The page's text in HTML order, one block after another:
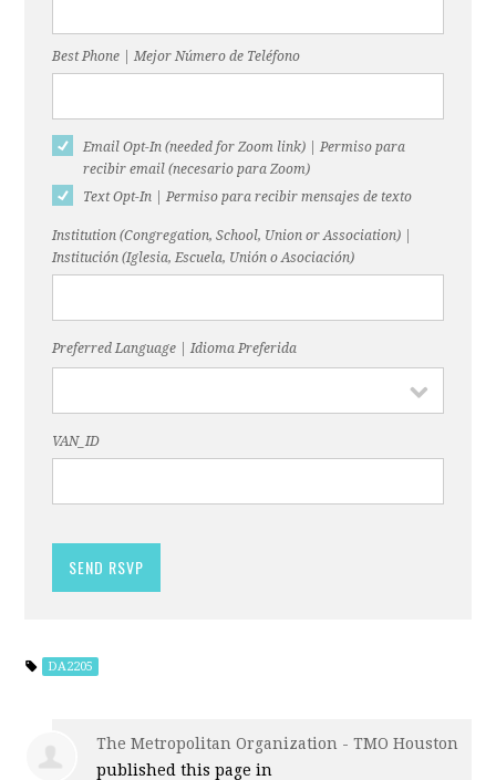
Best Phone | Mejor Número de Teléfono
Email Opt-In (needed for Zoom link) | Permiso para
recibir email (necesario para Zoom)
Text Opt-In | Permiso para recibir mensajes de texto
Institution (Congregation, School, Union or Association) |
Institución (Iglesia, Escuela, Unión o Asociación)
Preferred Language | Idioma Preferida
VAN_ID
DA2205
The Metropolitan Organization - TMO Houston
published this page in